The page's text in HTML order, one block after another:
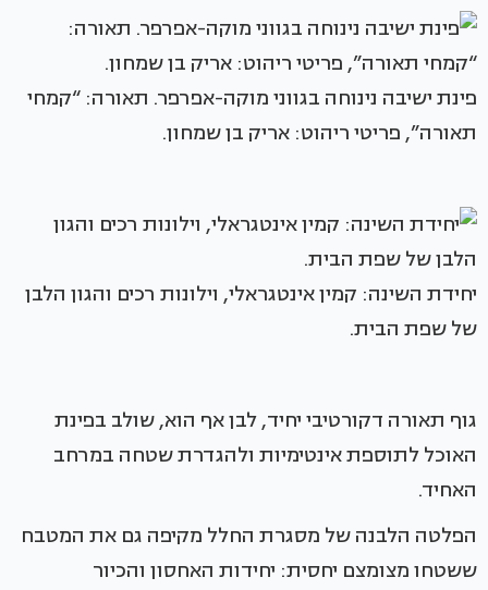
פינת ישיבה נינוחה בגווני מוקה-אפרפר. תאורה: “קמחי
תאורה”, פריטי ריהוט: אריק בן שמחון.
יחידת השינה: קמין אינטגראלי, וילונות רכים והגון הלבן
של שפת הבית.
גוף תאורה דקורטיבי יחיד, לבן אף הוא, שולב בפינת
האוכל לתוספת אינטימיות ולהגדרת שטחה במרחב
האחיד.
הפלטה הלבנה של מסגרת החלל מקיפה גם את המטבח
ששטחו מצומצם יחסית: יחידות האחסון והכיור